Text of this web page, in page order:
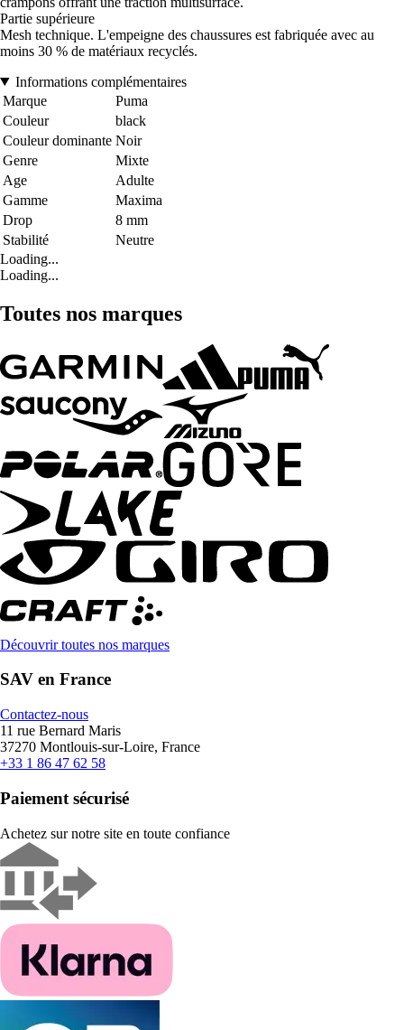
Partie supérieure
Mesh technique. L'empeigne des chaussures est fabriquée avec au
moins 30 % de matériaux recyclés.
Informations complémentaires
Marque
Puma
Couleur
black
Couleur dominante Noir
Genre
Mixte
Age
Adulte
Gamme
Maxima
Drop
8 mm
Stabilité
Neutre
Loading...
Loading...
Toutes nos marques
Découvrir toutes nos marques
SAV en France
Contactez-nous
11 rue Bernard Maris
37270 Montlouis-sur-Loire, France
+33 1 86 47 62 58
Paiement sécurisé
Achetez sur notre site en toute confiance